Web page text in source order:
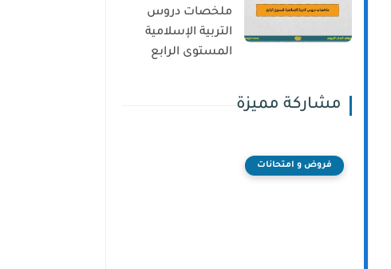
ملخصات دروس
التربية الإسلامية
المستوى الرابع
مشاركة مميزة
فروض و امتحانات